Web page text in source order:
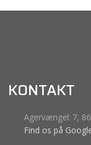
KONTAKT
Agervænget 7,
Find os på